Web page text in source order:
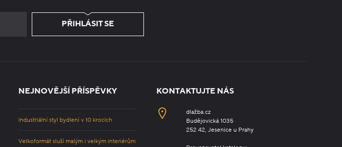
PŘIHLÁSIT SE
NEJNOVĚJŠÍ PŘÍSPĚVKY
Industriální styl bydlení v 10 krocích
Velkoformát sluší malým i velkým interiérům
KONTAKTUJTE NÁS
dlažba.cz
Budějovická 1035
252 42, Jesenice u Prahy